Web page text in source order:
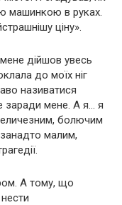
машинкою в руках.
ціну».
дійшов увесь
до моїх ніг
називатися
заради мене. А я… я
болючим
малим,
А тому, що